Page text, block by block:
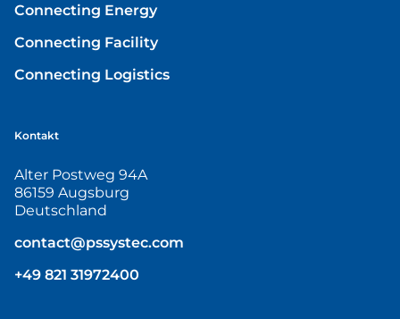
Connecting Energy
Connecting Facility
Connecting Logistics
Kontakt
Alter Postweg 94A
86159 Augsburg
Deutschland
contact@pssystec.com
+49 821 31972400